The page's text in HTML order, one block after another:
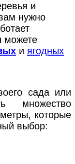
и
нужно
можете
и ягодных
сада или
множество
которые
выбор: